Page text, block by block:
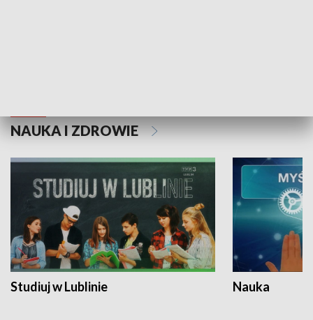
NAUKA I ZDROWIE
Studiuj w Lublinie Nauka